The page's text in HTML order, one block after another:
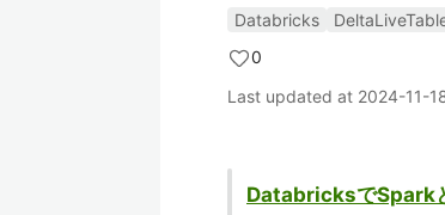
Databricks
0
Last updated at 2024-11-
DatabricksでSpark